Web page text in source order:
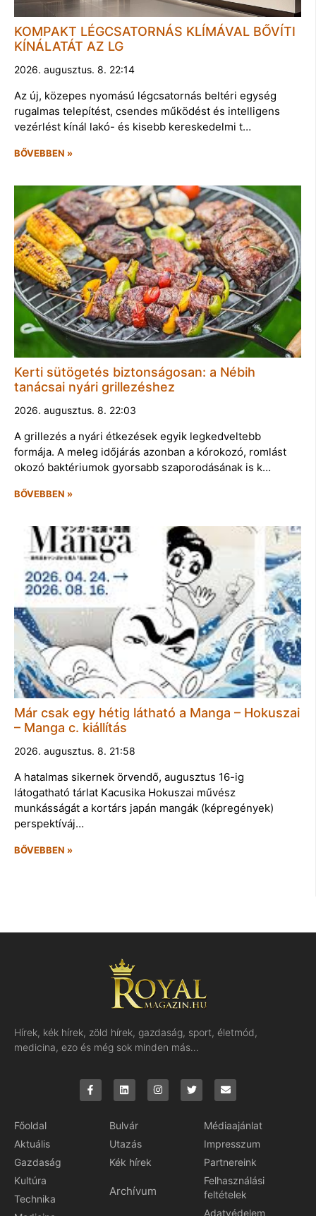
KOMPAKT LÉGCSATORNÁS KLÍMÁVAL BŐVÍTI
KÍNÁLATÁT AZ LG
2026. augusztus. 8. 22:14
Az új, közepes nyomású légcsatornás beltéri egység
rugalmas telepítést, csendes működést és intelligens
vezérlést kínál lakó- és kisebb kereskedelmi t…
BŐVEBBEN »
Kerti sütögetés biztonságosan: a Nébih
tanácsai nyári grillezéshez
2026. augusztus. 8. 22:03
A grillezés a nyári étkezések egyik legkedveltebb
formája. A meleg időjárás azonban a kórokozó, romlást
okozó baktériumok gyorsabb szaporodásának is k…
BŐVEBBEN »
Már csak egy hétig látható a Manga – Hokuszai
– Manga c. kiállítás
2026. augusztus. 8. 21:58
A hatalmas sikernek örvendő, augusztus 16-ig
látogatható tárlat Kacusika Hokuszai művész
munkásságát a kortárs japán mangák (képregények)
perspektíváj…
BŐVEBBEN »
Hírek, kék hírek, zöld hírek, gazdaság, sport, életmód,
medicina, ezo és még sok minden más…
Főoldal
Aktuális
Gazdaság
Kultúra
Technika
Bulvár
Utazás
Kék hírek
Archívum
Médiaajánlat
Impresszum
Partnereink
Felhasználási
feltételek
Adatvédelem